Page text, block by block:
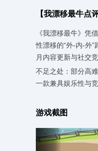
【我漂移最牛点评
《我漂移最牛》凭
性漂移的“外-内-外
月内容更新与社交
不足之处：部分高
一款兼具娱乐性与
游戏截图